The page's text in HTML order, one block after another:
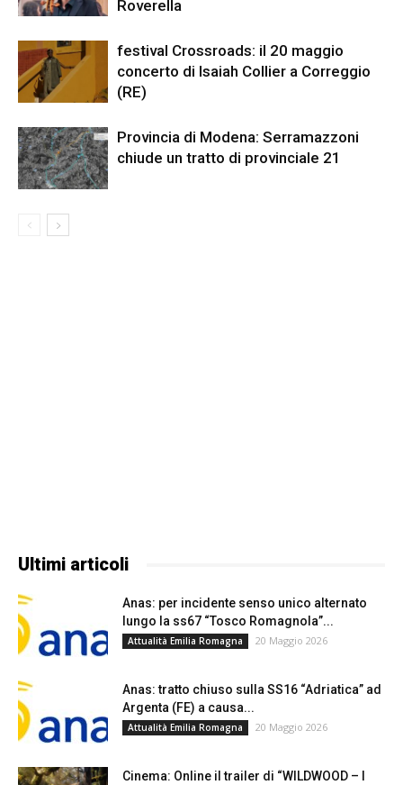
Roverella
festival Crossroads: il 20 maggio
concerto di Isaiah Collier a Correggio
(RE)
Provincia di Modena: Serramazzoni
chiude un tratto di provinciale 21
Ultimi articoli
Anas: per incidente senso unico alternato
lungo la ss67 “Tosco Romagnola”...
Attualità Emilia Romagna 20 Maggio 2026
Anas: tratto chiuso sulla SS16 “Adriatica” ad
Argenta (FE) a causa...
Attualità Emilia Romagna 20 Maggio 2026
Cinema: Online il trailer di “WILDWOOD – I